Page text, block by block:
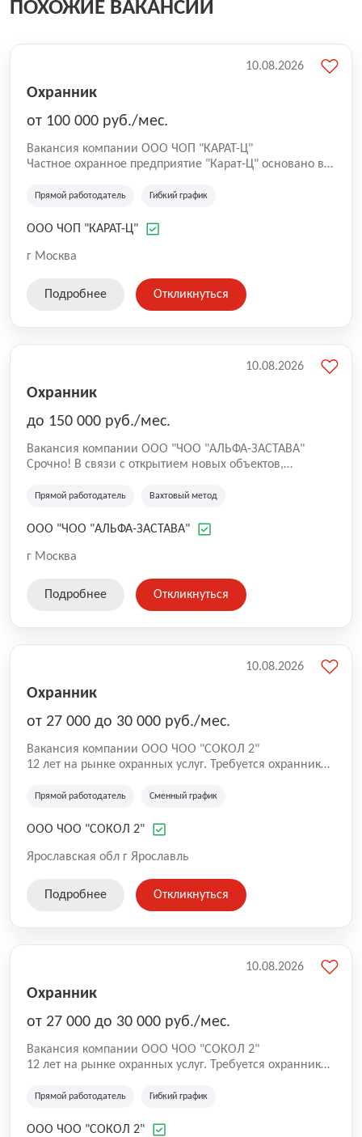
ПОХОЖИЕ ВАКАНСИИ
Охранник
от 100 000 руб./мес.
Вакансия компании ООО ЧОП "КАРАТ-Ц"
Частное охранное предприятие "Карат-Ц" основано в
Центрального Концертного зала "Россия". За это время
создания особой структуры безопасности,
предприятий шоу-бизнеса и пользуется заслуженным
искусств, так и среди зарубежных знаменитостей.
Прямой работодатель Гибкий график
ООО ЧОП "КАРАТ-Ц"
г Москва
10.08.2026
Подробнее Откликнуться
Охранник
до 150 000 руб./мес.
Вакансия компании ООО "ЧОО "АЛЬФА-ЗАСТАВА"
Срочно! В связи с открытием новых объектов,
частное охранное предприятие, специализирующееся
в городе Москва. Мы гордимся своей репутацией
которое предоставляет высококачественные услуги
Прямой работодатель Вахтовый метод
ООО "ЧОО "АЛЬФА-ЗАСТАВА"
г Москва
10.08.2026
Подробнее Откликнуться
Охранник
от 27 000 до 30 000 руб./мес.
Вакансия компании ООО ЧОО "СОКОЛ 2"
12 лет на рынке охранных услуг. Требуется охранник
Прямой работодатель Сменный график
ООО ЧОО "СОКОЛ 2"
Ярославская обл г Ярославль
10.08.2026
Подробнее Откликнуться
Охранник
от 27 000 до 30 000 руб./мес.
Вакансия компании ООО ЧОО "СОКОЛ 2"
12 лет на рынке охранных услуг. Требуется охранник
Прямой работодатель Гибкий график
ООО ЧОО "СОКОЛ 2"
10.08.2026